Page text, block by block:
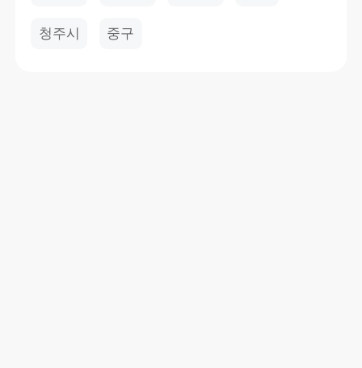
청주시 중구